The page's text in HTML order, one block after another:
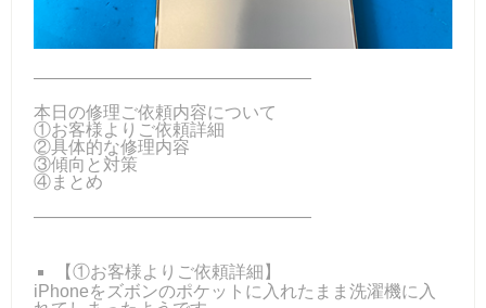
――――――――――――――――
本日の修理ご依頼内容について
①お客様よりご依頼詳細
②具体的な修理内容
③傾向と対策
④まとめ
――――――――――――――――
【①お客様よりご依頼詳細】
iPhoneをズボンのポケットに入れたまま洗濯機に入